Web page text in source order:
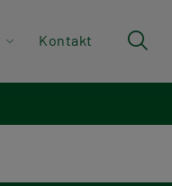
Kontakt